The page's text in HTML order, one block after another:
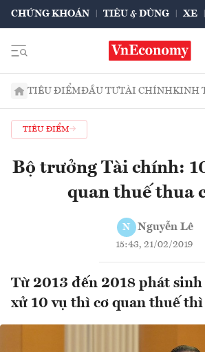
CHỨNG KHOÁN TIÊU & DÙNG XE
TIÊU ĐIỂMĐẦU TƯTÀI CHÍNHKINH
TIÊU ĐIỂM
Bộ trưởng Tài chính:
quan thuế thua
N Nguyễn Lê
15:43, 21/02/2019
Từ 2013 đến 2018 phát
xử 10 vụ thì cơ quan thuế thì